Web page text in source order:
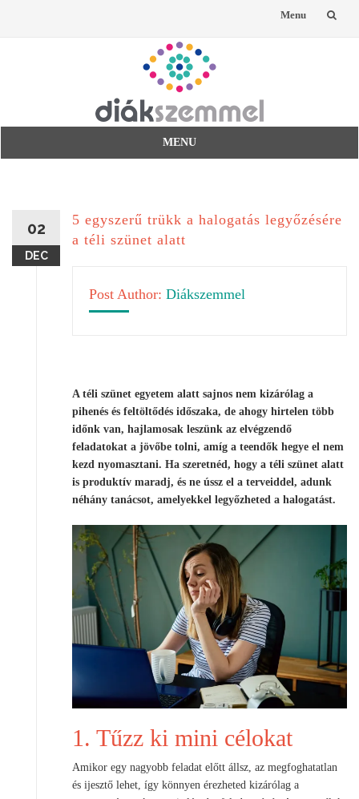
Menu
MENU
02
DEC
5 egyszerű trükk a halogatás legyőzésére
a téli szünet alatt
Post Author: Diákszemmel
A téli szünet egyetem alatt sajnos nem kizárólag a
pihenés és feltöltődés időszaka, de ahogy hirtelen több
időnk van, hajlamosak leszünk az elvégzendő
feladatokat a jövőbe tolni, amíg a teendők hegye el nem
kezd nyomasztani. Ha szeretnéd, hogy a téli szünet alatt
is produktív maradj, és ne ússz el a terveiddel, adunk
néhány tanácsot, amelyekkel legyőzheted a halogatást.
1. Tűzz ki mini célokat
Amikor egy nagyobb feladat előtt állsz, az megfoghatatlan
és ijesztő lehet, így könnyen érezheted kizárólag a